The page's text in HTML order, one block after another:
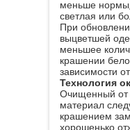
меньше
светлая или
При
выцветшей
меньшее
крашении
зависимости
Технология
Очищенный от
материал
крашением
хорошенько